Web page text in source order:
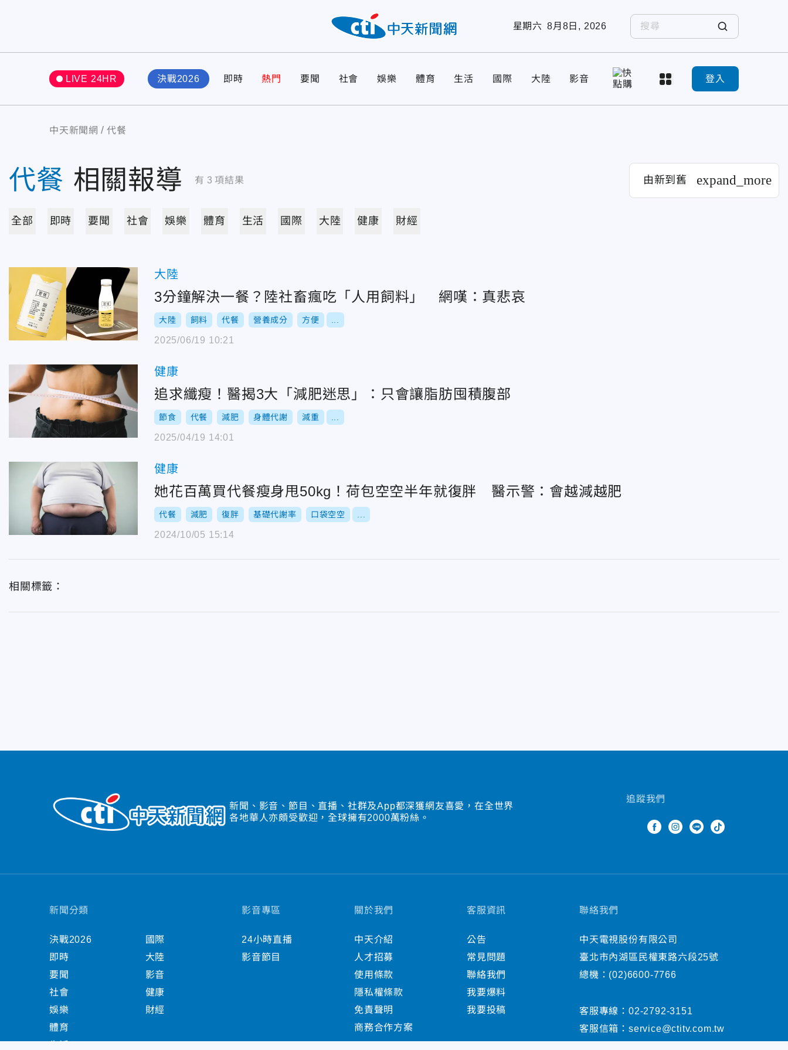
星期六 8月8日, 2026
LIVE 24HR 決戰2026 即時 熱門 要聞 社會 娛樂 體育 生活 國際 大陸 影音 登入
中天新聞網 代餐
代餐 相關報導 有 3 項結果 由新到舊 expand_more
全部 即時 要聞 社會 娛樂 體育 生活 國際 大陸 健康 財經
大陸
3分鐘解決一餐？陸社畜瘋吃「人用飼料」 網嘆：真悲哀
大陸 飼料 代餐 營養成分 方便
2025/06/19 10:21
健康
追求纖瘦！醫揭3大「減肥迷思」：只會讓脂肪囤積腹部
節食 代餐 減肥 身體代謝 減重
2025/04/19 14:01
健康
她花百萬買代餐瘦身甩50kg！荷包空空半年就復胖 醫示警：會越減越肥
代餐 減肥 復胖 基礎代謝率 口袋空空
2024/10/05 15:14
相關標籤：
新聞、影音、節目、直播、社群及App都深獲網友喜愛，在全世界
各地華人亦頗受歡迎，全球擁有2000萬粉絲。
追蹤我們
新聞分類
決戰2026
即時
要聞
社會
娛樂
體育
國際
大陸
影音
健康
財經
影音專區
24小時直播
影音節目
關於我們
中天介紹
人才招募
使用條款
隱私權條款
免責聲明
商務合作方案
客服資訊
公告
常見問題
聯絡我們
我要爆料
我要投稿
聯絡我們
中天電視股份有限公司
臺北市內湖區民權東路六段25號
總機： (02)6600-7766
客服專線： 02-2792-3151
客服信箱： service@ctitv.com.tw